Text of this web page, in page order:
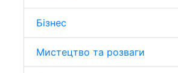
Бізнес
Мистецтво та розваги